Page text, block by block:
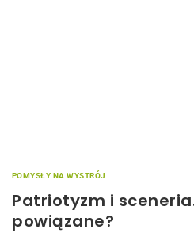
POMYSŁY NA WYSTRÓJ
Patriotyzm i
powiązane?